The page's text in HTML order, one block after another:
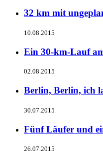
32 km mit
10.08.2015
Ein 30-km-Lauf
02.08.2015
Berlin, Berlin, ich
30.07.2015
Fünf Läufer und
26.07.2015